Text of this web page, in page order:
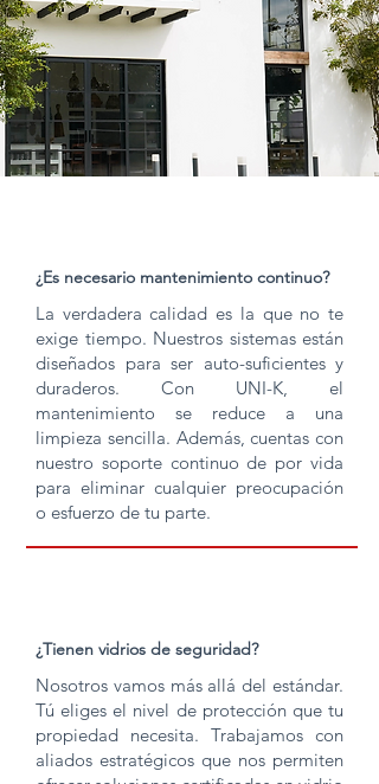
¿Es necesario mantenimiento continuo?
La verdadera calidad es la que no te
exige tiempo. Nuestros sistemas están
diseñados para ser auto-suficientes y
duraderos. Con UNI-K, el
mantenimiento se reduce a una
limpieza sencilla. Además, cuentas con
nuestro soporte continuo de por vida
para eliminar cualquier preocupación
o esfuerzo de tu parte.
¿Tienen vidrios de seguridad?
Nosotros vamos más allá del estándar.
Tú eliges el nivel de protección que tu
propiedad necesita. Trabajamos con
aliados estratégicos que nos permiten